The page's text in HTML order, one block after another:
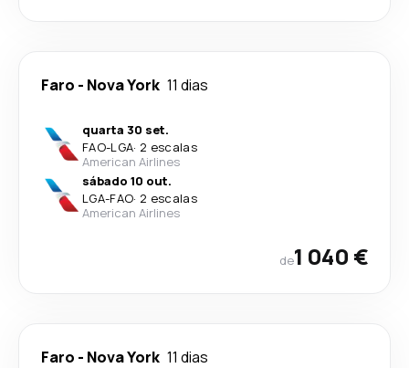
Faro - Nova York 11 dias
quarta 30 set.
FAO-LGA· 2 escalas
American Airlines
sábado 10 out.
LGA-FAO· 2 escalas
American Airlines
de1 040 €
Faro - Nova York 11 dias